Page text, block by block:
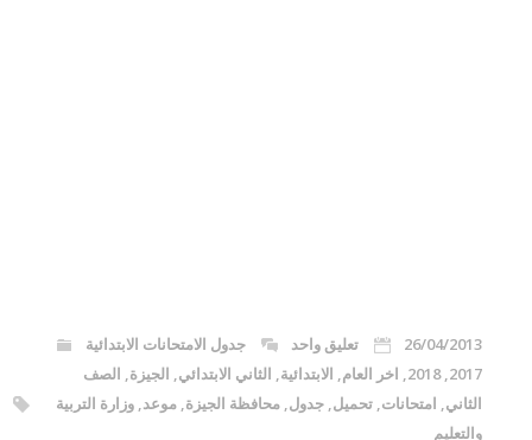
26/04/2013 تعليق واحد
جدول الامتحانات الابتدائية
2017
,
2018
, اخر العام, الابتدائية, الثاني الابتدائي, الجيزة, الصف
الثاني, امتحانات,تحميل,جدول,محافظة الجيزة,موعد,وزارة التربية
والتعليم